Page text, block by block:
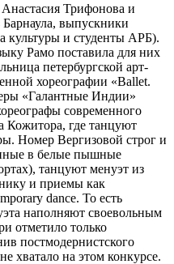
Трифонова и
выпускники
культуры и студенты АРБ).
Рамо поставила для них
петербургской арт-
хореографии «Ballet.
«Галантные Индии»
современного
Кожитора, где танцуют
Номер Вергизовой строг и
в белые пышные
танцуют менуэт из
и приемы как
dance. То есть
наполняют своевольным
отметило только
постмодернистского
хватало на этом конкурсе.